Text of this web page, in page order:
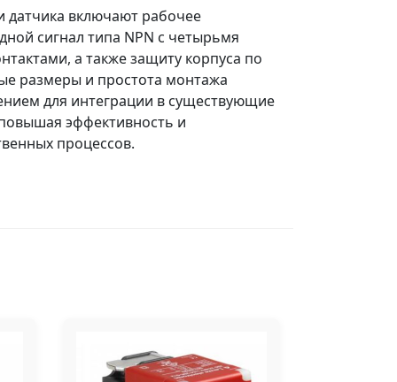
датчика включают рабочее
сигнал типа NPN с четырьмя
а также защиту корпуса по
размеры и простота монтажа
для интеграции в существующие
эффективность и
процессов.